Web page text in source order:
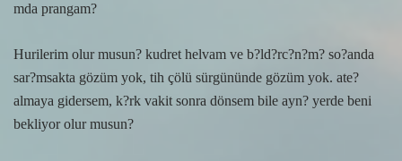
mda prangam?
Hurilerim olur musun? kudret helvam ve b?ld?rc?n?m? so?anda
sar?msakta gözüm yok, tih çölü sürgününde gözüm yok. ate?
almaya gidersem, k?rk vakit sonra dönsem bile ayn? yerde beni
bekliyor olur musun?